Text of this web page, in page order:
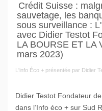
Crédit Suisse :
sauvetage, les
sous surveillance :
avec Didier Testot
LA BOURSE ET LA
mars 2023)
L'info Éco + présentée par Didier
Didier Testot Fondateur
dans l’Info éco + sur Sud